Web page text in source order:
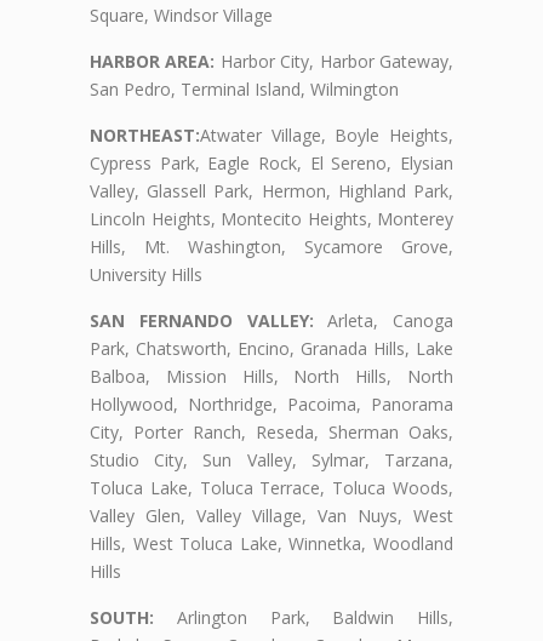
Square, Windsor Village
HARBOR AREA: Harbor City, Harbor Gateway,
San Pedro, Terminal Island, Wilmington
NORTHEAST:Atwater Village, Boyle Heights,
Cypress Park, Eagle Rock, El Sereno, Elysian
Valley, Glassell Park, Hermon, Highland Park,
Lincoln Heights, Montecito Heights, Monterey
Hills, Mt. Washington, Sycamore Grove,
University Hills
SAN FERNANDO VALLEY: Arleta, Canoga
Park, Chatsworth, Encino, Granada Hills, Lake
Balboa, Mission Hills, North Hills, North
Hollywood, Northridge, Pacoima, Panorama
City, Porter Ranch, Reseda, Sherman Oaks,
Studio City, Sun Valley, Sylmar, Tarzana,
Toluca Lake, Toluca Terrace, Toluca Woods,
Valley Glen, Valley Village, Van Nuys, West
Hills, West Toluca Lake, Winnetka, Woodland
Hills
SOUTH: Arlington Park, Baldwin Hills,